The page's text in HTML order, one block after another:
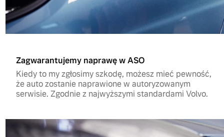
Zagwarantujemy naprawę w ASO
Kiedy to my zgłosimy szkodę, możesz mieć pewność,
że auto zostanie naprawione w autoryzowanym
serwisie. Zgodnie z najwyższymi standardami Volvo.